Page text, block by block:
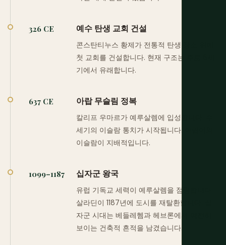
326 CE 예수 탄생 교회 건설
콘스탄티누스 황제가 전통적 탄생 장소 위에
첫 교회를 건설합니다. 현재 구조는 주로 6세
기에서 유래합니다.
637 CE 아랍 무슬림 정복
칼리프 우마르가 예루살렘에 입성합니다. 수
세기의 이슬람 통치가 시작됩니다. 아랍어와
이슬람이 지배적입니다.
1099–1187 십자군 왕국
유럽 기독교 세력이 예루살렘을 점령합니다.
살라딘이 1187년에 도시를 재탈환합니다. 십
자군 시대는 베들레헴과 헤브론에서 여전히
보이는 건축적 흔적을 남겼습니다.